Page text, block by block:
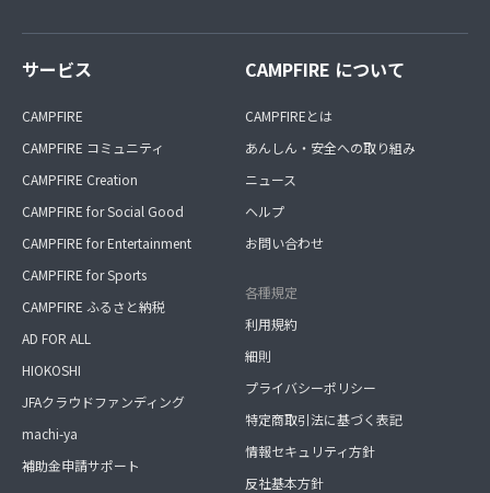
サービス
CAMPFIRE
CAMPFIRE コミュニティ
CAMPFIRE Creation
CAMPFIRE for Social Good
CAMPFIRE for Entertainment
CAMPFIRE for Sports
CAMPFIRE ふるさと納税
AD FOR ALL
HIOKOSHI
JFAクラウドファンディング
machi-ya
補助金申請サポート
CAMPFIRE について
CAMPFIREとは
あんしん・安全への取り組み
ニュース
ヘルプ
お問い合わせ
各種規定
利用規約
細則
プライバシーポリシー
特定商取引法に基づく表記
情報セキュリティ方針
反社基本方針